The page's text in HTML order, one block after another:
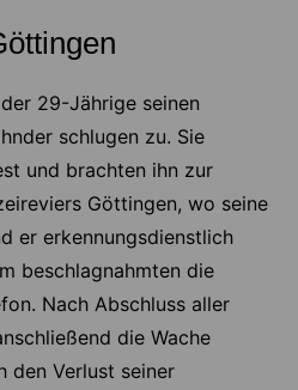
29-Jährige seinen
schlugen zu. Sie
und brachten ihn zur
Göttingen, wo seine
er erkennungsdienstlich
beschlagnahmten die
Nach Abschluss aller
die Wache
den Verlust seiner